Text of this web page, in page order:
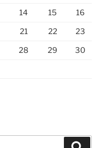
14 15 16
21 22 23
28 29 30